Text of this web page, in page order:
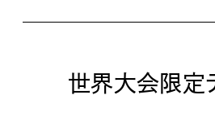
世界大会限定